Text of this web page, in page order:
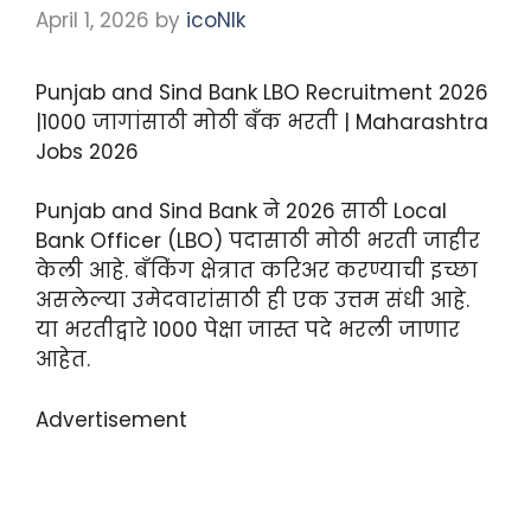
April 1, 2026 by icoNIk
Punjab and Sind Bank LBO Recruitment 2026
|1000 जागांसाठी मोठी बँक भरती | Maharashtra
Jobs 2026
Punjab and Sind Bank ने 2026 साठी Local
Bank Officer (LBO) पदासाठी मोठी भरती जाहीर
केली आहे. बँकिंग क्षेत्रात करिअर करण्याची इच्छा
असलेल्या उमेदवारांसाठी ही एक उत्तम संधी आहे.
या भरतीद्वारे 1000 पेक्षा जास्त पदे भरली जाणार
आहेत.
Advertisement